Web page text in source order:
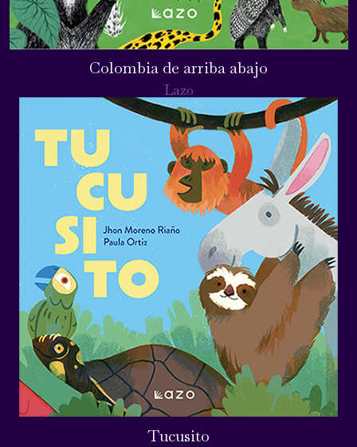
Colombia de arriba abajo
Lazo
Tucusito